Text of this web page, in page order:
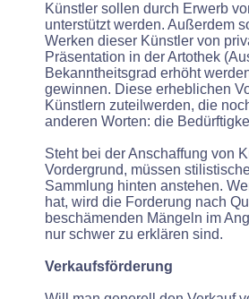
Künstler sollen durch Erwerb
unterstützt werden. Außerdem
Werken dieser Künstler von
Präsentation in der Artothek
Bekanntheitsgrad erhöht
gewinnen. Diese erheblichen
Künstlern zuteilwerden, die
anderen Worten: die
Steht bei der Anschaffung von
Vordergrund, müssen
Sammlung hinten anstehen.
hat, wird die Forderung nach
beschämenden Mängeln im
nur schwer zu erklären sind.
Verkaufsförderung